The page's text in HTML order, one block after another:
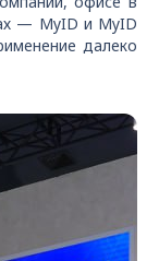
— MyID и MyID
далеко